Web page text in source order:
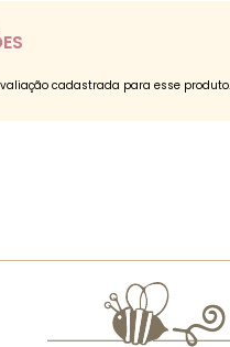
cadastrada para esse produto.